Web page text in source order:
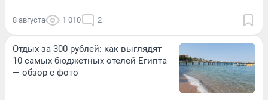
8 августа 1 010 2
Отдых за 300 рублей: как выглядят
10 самых бюджетных отелей Египта
— обзор с фото